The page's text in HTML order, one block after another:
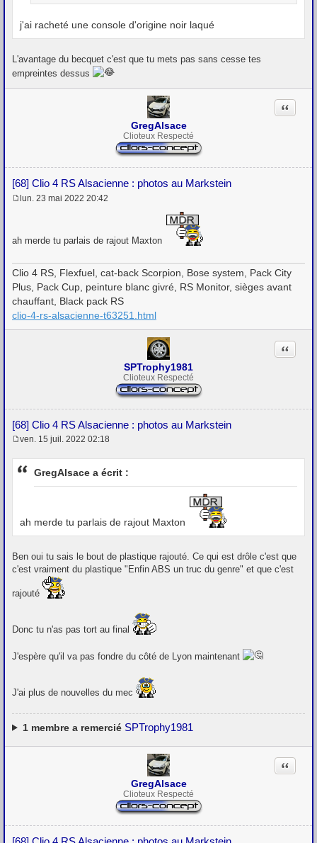
j'ai racheté une console d'origine noir laqué
L'avantage du becquet c'est que tu mets pas sans cesse tes
empreintes dessus
GregAlsace
Clioteux Respecté
[68] Clio 4 RS Alsacienne : photos au Markstein
Citation
a
e
lun. 23 mai 2022 20:42
ah merde tu parlais de rajout Maxton
Clio 4 RS, Flexfuel, cat-back Scorpion, Bose system, Pack City
Plus, Pack Cup, peinture blanc givré, RS Monitor, sièges avant
chauffant, Black pack RS
clio-4-rs-alsacienne-t63251.html
SPTrophy1981
Clioteux Respecté
[68] Clio 4 RS Alsacienne : photos au Markstein
Citation
e
s
ven. 15 juil. 2022 02:18
GregAlsace a écrit :
ah merde tu parlais de rajout Maxton
Ben oui tu sais le bout de plastique rajouté. Ce qui est drôle c'est que
c'est vraiment du plastique "Enfin ABS un truc du genre" et que c'est
rajouté
Donc tu n'as pas tort au final
J'espère qu'il va pas fondre du côté de Lyon maintenant
J'ai plus de nouvelles du mec
1membre a remercié SPTrophy1981
GregAlsace
Clioteux Respecté
Citation